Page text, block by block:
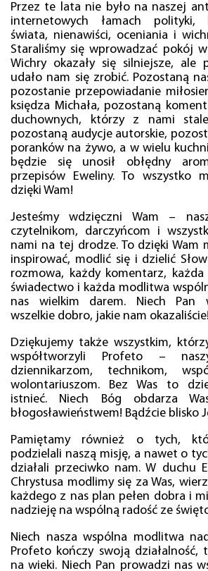
Przez te lata nie było na naszej
internetowych łamach polityki,
świata, nienawiści, oceniania i
Staraliśmy się wprowadzać pokój
Wichry okazały się silniejsze, ale
udało nam się zrobić. Pozostaną
pozostanie przepowiadanie
księdza Michała, pozostaną
duchownych, którzy z nami stale
pozostaną audycje autorskie,
poranków na żywo, a w wielu
będzie się unosił obłędny
przepisów Eweliny. To wszystko
dzięki Wam!
Jesteśmy wdzięczni Wam –
czytelnikom, darczyńcom i
nami na tej drodze. To dzięki Wam
inspirować, modlić się i dzielić
rozmowa, każdy komentarz,
świadectwo i każda modlitwa
nas wielkim darem. Niech Pan
wszelkie dobro, jakie nam okazaliście!
Dziękujemy także wszystkim,
współtworzyli Profeto –
dziennikarzom, technikom,
wolontariuszom. Bez Was to
istnieć. Niech Bóg obdarza
błogosławieństwem! Bądźcie blisko
Pamiętamy również o tych,
podzielali naszą misję, a nawet o
działali przeciwko nam. W duchu
Chrystusa modlimy się za Was,
każdego z nas plan pełen dobra i
nadzieję na wspólną radość ze
Niech nasza wspólna modlitwa
Profeto kończy swoją działalność,
na wieki. Niech Pan prowadzi nas